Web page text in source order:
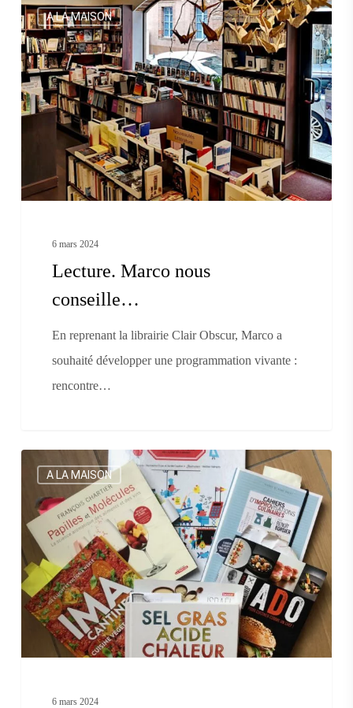
Marco
nous
conseille…
A LA MAISON
6 mars 2024
Lecture. Marco nous
conseille…
En reprenant la librairie Clair Obscur, Marco a
souhaité développer une programmation vivante :
rencontre…
cuisine.
Nos
chouchous!
A LA MAISON
6 mars 2024